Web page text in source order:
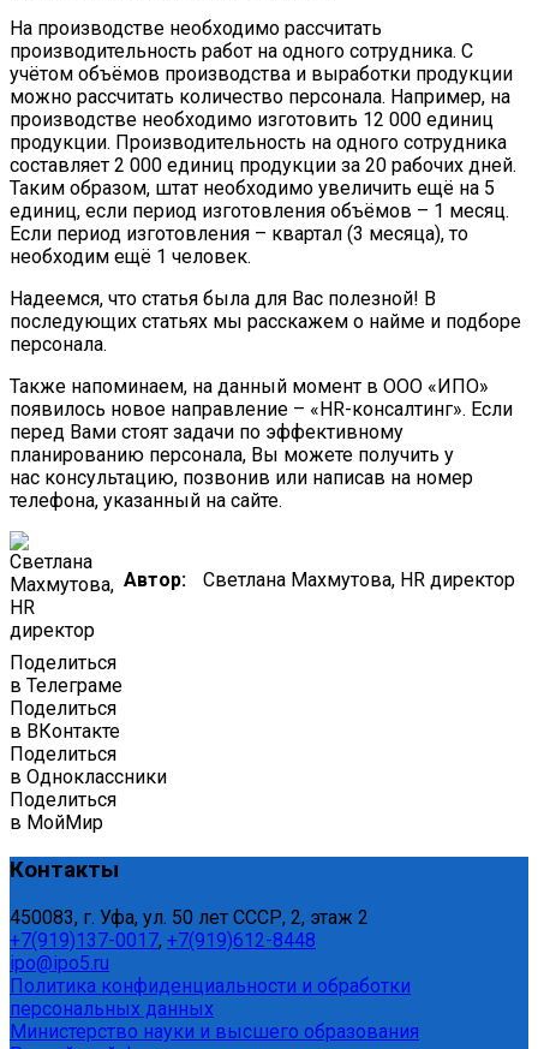
На производстве необходимо рассчитать
производительность работ на одного сотрудника. С
учётом объёмов производства и выработки продукции
можно рассчитать количество персонала. Например, на
производстве необходимо изготовить 12 000 единиц
продукции. Производительность на одного сотрудника
составляет 2 000 единиц продукции за 20 рабочих дней.
Таким образом, штат необходимо увеличить ещё на 5
единиц, если период изготовления объёмов – 1 месяц.
Если период изготовления – квартал (3 месяца), то
необходим ещё 1 человек.
Надеемся, что статья была для Вас полезной! В
последующих статьях мы расскажем о найме и подборе
персонала.
Также напоминаем, на данный момент в ООО «ИПО»
появилось новое направление – «HR-консалтинг». Если
перед Вами стоят задачи по эффективному
планированию персонала, Вы можете получить у
нас консультацию, позвонив или написав на номер
телефона, указанный на сайте.
Автор: Светлана Махмутова, HR директор
Поделиться
в Телеграме
Поделиться
в ВКонтакте
Поделиться
в Одноклассники
Поделиться
в МойМир
Контакты
450083, г. Уфа, ул. 50 лет СССР, 2, этаж 2
+7(919)137-0017, +7(919)612-8448
ipo@ipo5.ru
Политика конфиденциальности и обработки
персональных данных
Министерство науки и высшего образования